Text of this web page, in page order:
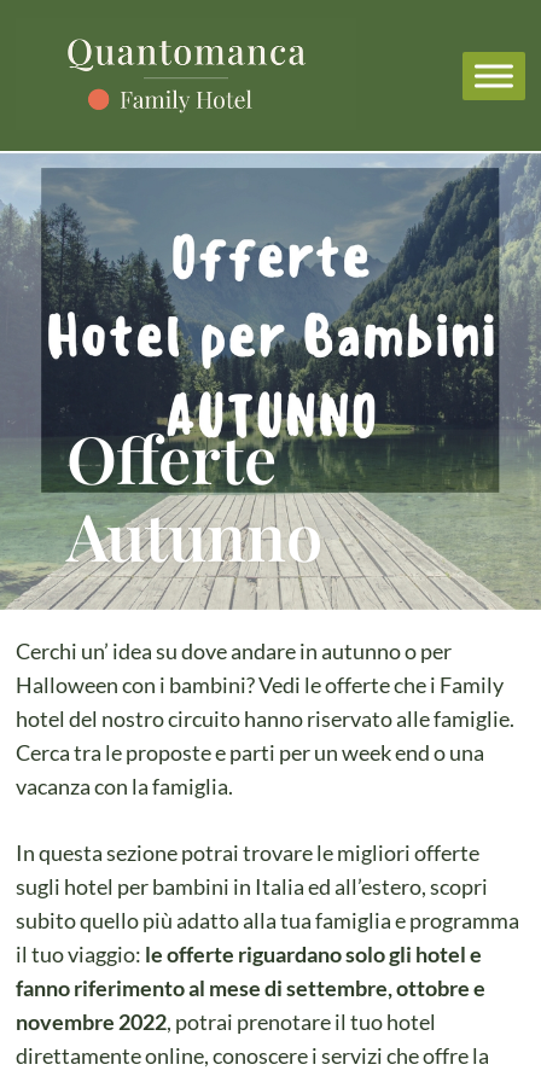
Offerte
Autunno
Cerchi un’ idea su dove andare in autunno o per
Halloween con i bambini? Vedi le offerte che i Family
hotel del nostro circuito hanno riservato alle famiglie.
Cerca tra le proposte e parti per un week end o una
vacanza con la famiglia.
In questa sezione potrai trovare le migliori offerte
sugli hotel per bambini in Italia ed all’estero, scopri
subito quello più adatto alla tua famiglia e programma
il tuo viaggio: le offerte riguardano solo gli hotel e
fanno riferimento al mese di settembre, ottobre e
novembre 2022, potrai prenotare il tuo hotel
direttamente online, conoscere i servizi che offre la